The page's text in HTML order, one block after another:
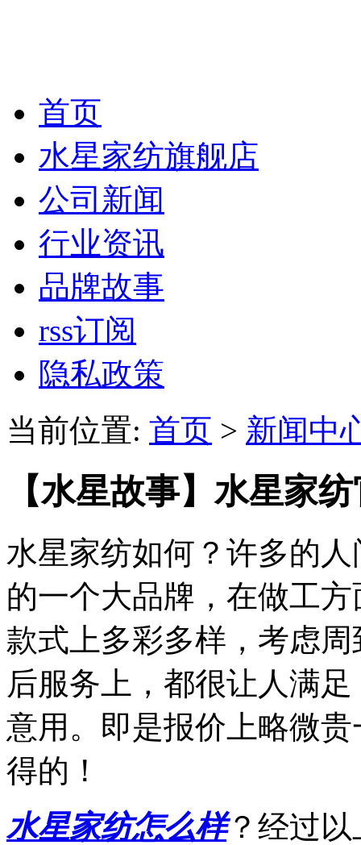
首页
水星家纺旗舰店
公司新闻
行业资讯
品牌故事
rss订阅
隐私政策
当前位置: 首页 > 新闻中
【水星故事】水星家
水星家纺如何？许多的
的一个大品牌，在做工
款式上多彩多样，考虑
后服务上，都很让人满
意用。即是报价上略微
得的！
水星家纺怎么样？经过